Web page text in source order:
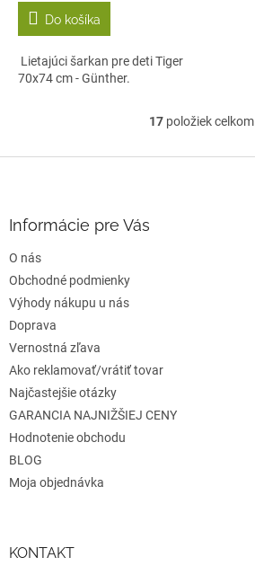
Do košíka
Lietajúci šarkan pre deti Tiger
70x74 cm - Günther.
O
l
17položiek celkom
e
Informácie pre Vás
O nás
Obchodné podmienky
Výhody nákupu u nás
Doprava
Vernostná zľava
Ako reklamovať/vrátiť tovar
Najčastejšie otázky
GARANCIA NAJNIŽŠIEJ CENY
Hodnotenie obchodu
BLOG
Moja objednávka
KONTAKT